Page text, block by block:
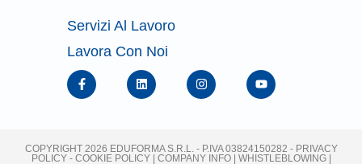
Servizi Al Lavoro
Lavora Con Noi
COPYRIGHT 2026 EDUFORMA S.R.L. - P.IVA 03824150282 - PRIVACY
POLICY-COOKIE POLICY| COMPANY INFO | WHISTLEBLOWING